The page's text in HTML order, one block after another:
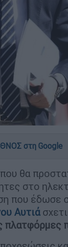
στη Google
θα
στο
που έδωσε
Αυτιά
πλατφόρμες